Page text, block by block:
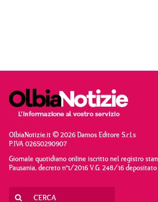
OlbiaNotizie.it © 2026 Damos Editore S.r.l.s
P.IVA 02650290907
Giornale quotidiano online iscritto nel registro
Pausania, decreto n°1/2016 V.G. 248/16